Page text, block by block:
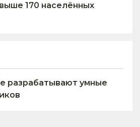
170 населённых
разрабатывают умные